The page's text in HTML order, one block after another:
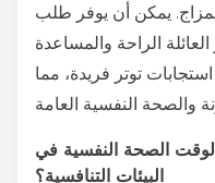
يمكن أن يوفر طلب
الراحة والمساعدة
توتر فريدة، مما
الصحة النفسية في
البيئات التنافسية؟